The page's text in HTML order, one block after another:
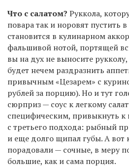
Что с салатом? Руккола,
повара так и норовят пустить
становится в кулинарном
фальшивой нотой, портящей
вы на дух не выносите
будет нечем раздразнить
привычным «Цезарем» с
рублей за порцию). Но и тут
сюрприз — соус к легкому
специфическим, привыкнуть к
с третьего подхода: рыбный
и еще долго щипал губы. А вот
порадовали — сочные, в меру
большие, как и сама порция.